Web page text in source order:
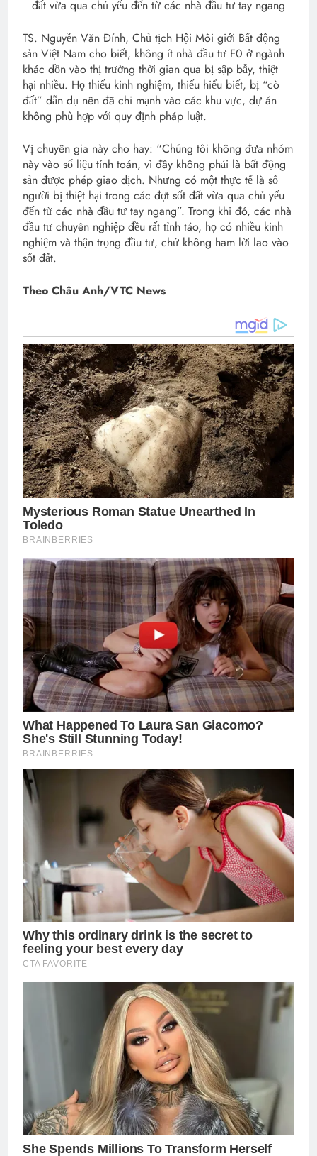
đất vừa qua chủ yếu đến từ các nhà đầu tư tay ngang
TS. Nguyễn Văn Đính, Chủ tịch Hội Môi giới Bất động
sản Việt Nam cho biết, không ít nhà đầu tư F0 ở ngành
khác dồn vào thị trường thời gian qua bị sập bẫy, thiệt
hại nhiều. Họ thiếu kinh nghiệm, thiếu hiểu biết, bị “cò
đất” dẫn dụ nên đã chi mạnh vào các khu vực, dự án
không phù hợp với quy định pháp luật.
Vị chuyên gia này cho hay: “Chúng tôi không đưa nhóm
này vào số liệu tính toán, vì đây không phải là bất động
sản được phép giao dịch. Nhưng có một thực tế là số
người bị thiệt hại trong các đợt sốt đất vừa qua chủ yếu
đến từ các nhà đầu tư tay ngang”. Trong khi đó, các nhà
đầu tư chuyên nghiệp đều rất tỉnh táo, họ có nhiều kinh
nghiệm và thận trọng đầu tư, chứ không ham lời lao vào
sốt đất.
Theo Châu Anh/VTC News